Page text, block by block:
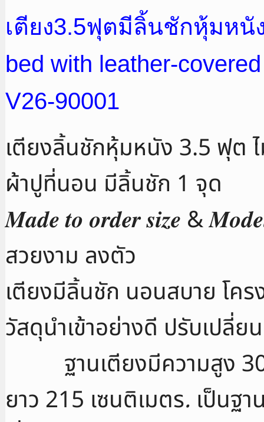
เตียง3.5ฟุตมีลิ้นชักหุ้มหนั
bed with leather-
V26-90001
เตียงลิ้นชักหุ้มหนัง 3.5 ฟุต
ผ้าปูที่นอน มีลิ้นชัก 1 จุด
𝑴𝒂𝒅𝒆 𝒕𝒐 𝒐𝒓𝒅𝒆𝒓 𝒔𝒊𝒛𝒆 &
สวยงาม ลงตัว
เตียงมีลิ้นชัก นอนสบาย โค
วัสดุนำเข้าอย่างดี ปรับเปลี่
ฐานเตียงมีความสูง 30
ยาว 215 เซนติเมตร. เป็นฐ